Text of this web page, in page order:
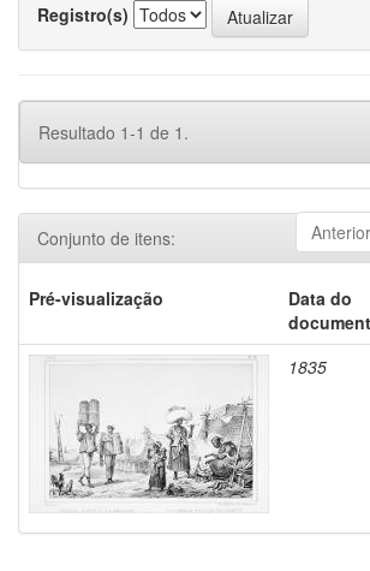
Registro(s)
Resultado 1-1 de 1.
Anterior
Conjunto de itens:
Pré-visualização
Data do
1835